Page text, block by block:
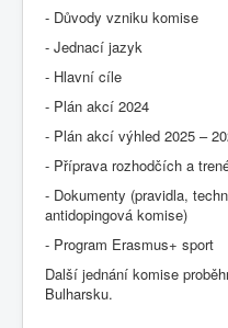
- Důvody vzniku komise
- Jednací jazyk
- Hlavní cíle
- Plán akcí 2024
- Plán akcí výhled 2025 –
- Příprava rozhodčích a
- Dokumenty (pravidla,
antidopingová komise)
- Program Erasmus+ sport
Další jednání komise
Bulharsku.